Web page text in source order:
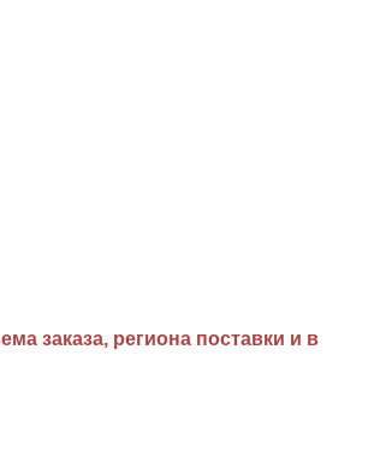
заказа, региона поставки и в